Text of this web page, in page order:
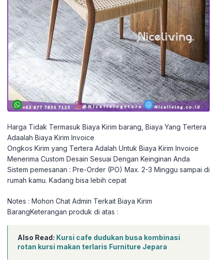
Harga Tidak Termasuk Biaya Kirim barang, Biaya Yang Tertera
Adaalah Biaya Kirim Invoice
Ongkos Kirim yang Tertera Adalah Untuk Biaya Kirim Invoice
Menerima Custom Desain Sesuai Dengan Keinginan Anda
Sistem pemesanan : Pre-Order (PO) Max. 2-3 Minggu sampai di
rumah kamu. Kadang bisa lebih cepat
Notes : Mohon Chat Admin Terkait Biaya Kirim
BarangKeterangan produk di atas :
Also Read: Kursi cafe dudukan busa kombinasi
rotan kursi makan terlaris Furniture Jepara